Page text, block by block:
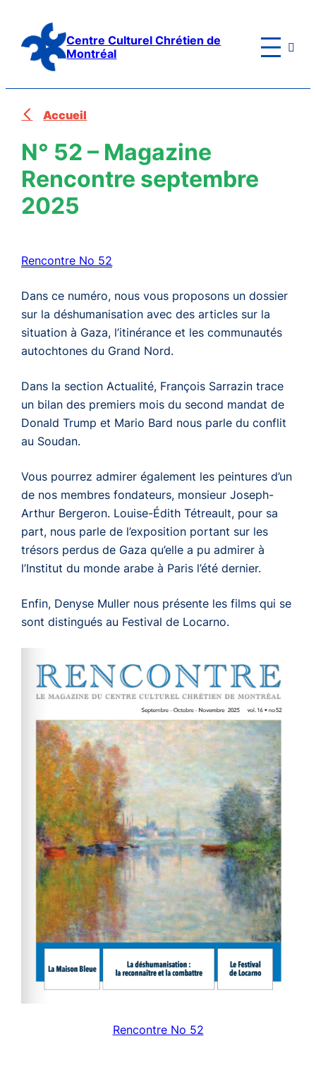
contenu
Centre Culturel Chrétien de
Montréal

Accueil
N° 52 – Magazine
Rencontre septembre
2025
Rencontre No 52
Dans ce numéro, nous vous proposons un dossier
sur la déshumanisation avec des articles sur la
situation à Gaza, l’itinérance et les communautés
autochtones du Grand Nord.
Dans la section Actualité, François Sarrazin trace
un bilan des premiers mois du second mandat de
Donald Trump et Mario Bard nous parle du conflit
au Soudan.
Vous pourrez admirer également les peintures d’un
de nos membres fondateurs, monsieur Joseph-
Arthur Bergeron. Louise-Édith Tétreault, pour sa
part, nous parle de l’exposition portant sur les
trésors perdus de Gaza qu’elle a pu admirer à
l’Institut du monde arabe à Paris l’été dernier.
Enfin, Denyse Muller nous présente les films qui se
sont distingués au Festival de Locarno.
Rencontre No 52